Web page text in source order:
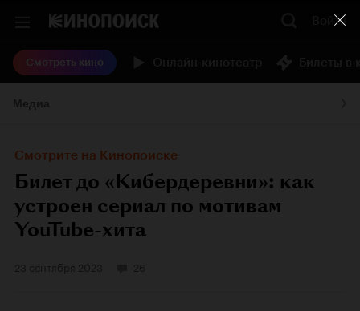
Войти
Смотреть кино
Смотрите на Кинопоиске
Билет до «Кибердеревни»: как
устроен сериал по мотивам
YouTube-хита